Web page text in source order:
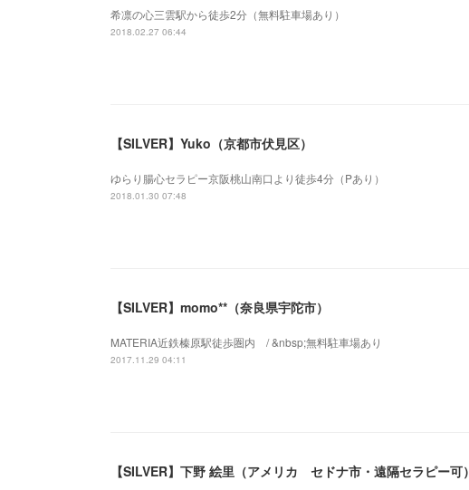
希凛の心三雲駅から徒歩2分（無料駐車場あり）
2018.02.27 06:44
【SILVER】Yuko（京都市伏見区）
ゆらり腸心セラピー京阪桃山南口より徒歩4分（Pあり）
2018.01.30 07:48
【SILVER】momo**（奈良県宇陀市）
MATERIA近鉄榛原駅徒歩圏内 / &nbsp;無料駐車場あり
2017.11.29 04:11
【SILVER】下野 絵里（アメリカ セドナ市・遠隔セラピー可）